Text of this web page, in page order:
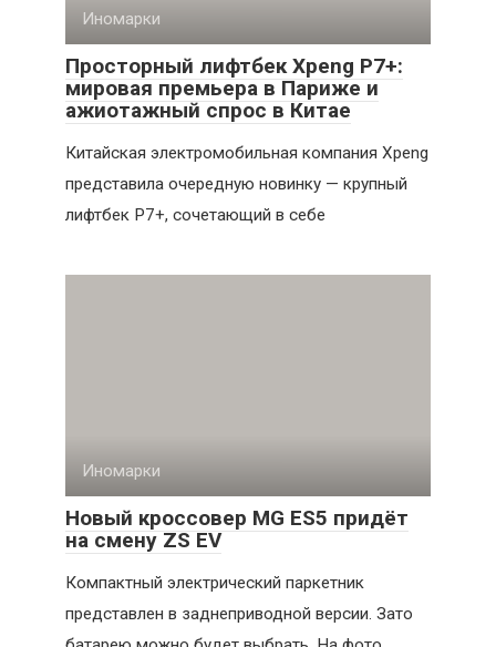
Иномарки
Просторный лифтбек Xpeng P7+:
мировая премьера в Париже и
ажиотажный спрос в Китае
Китайская электромобильная компания Xpeng
представила очередную новинку — крупный
лифтбек P7+, сочетающий в себе
Иномарки
Новый кроссовер MG ES5 придёт
на смену ZS EV
Компактный электрический паркетник
представлен в заднеприводной версии. Зато